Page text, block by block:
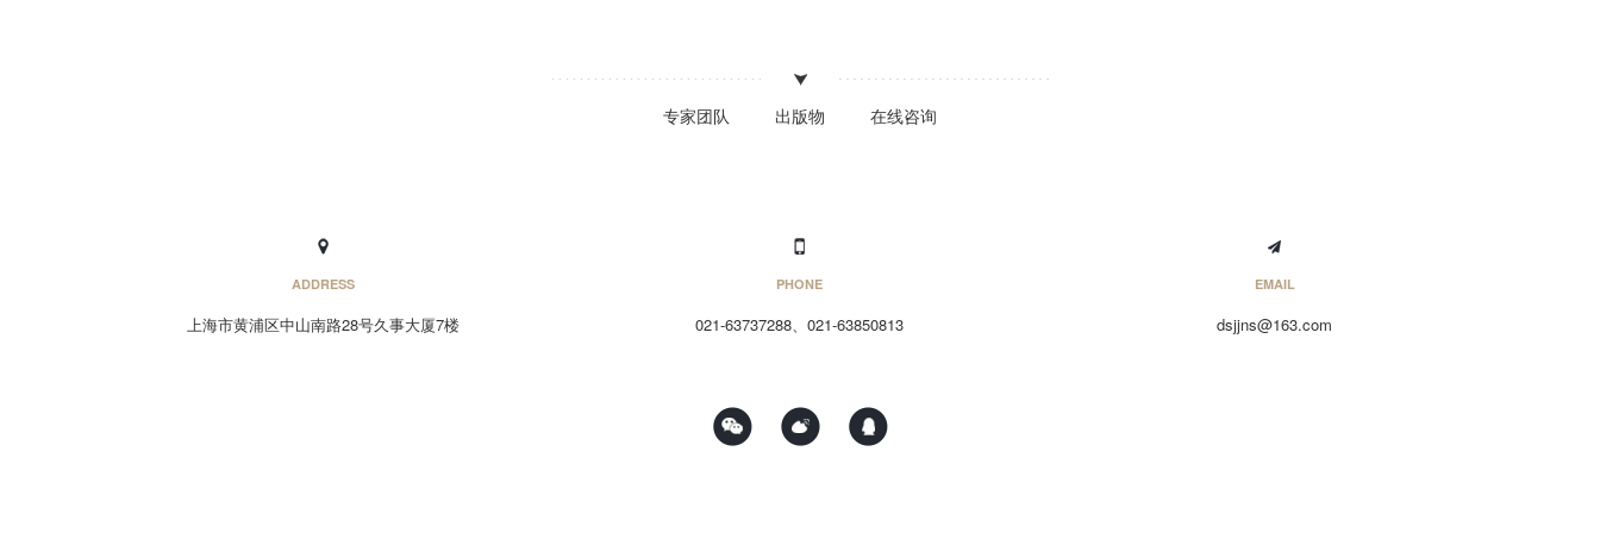
专家团队 出版物 在线咨询
ADDRESS
上海市黄浦区中山南路28号久事大厦7楼
PHONE
021-63737288、021-63850813
EMAIL
dsjjns@163.com